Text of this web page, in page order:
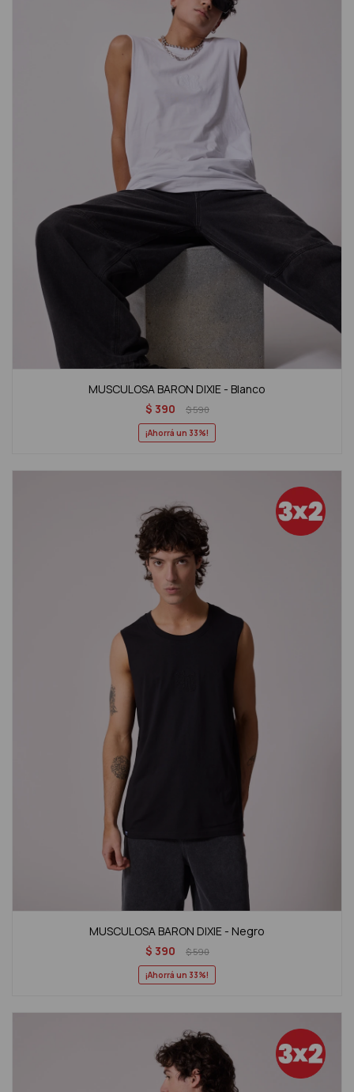
MUSCULOSA BARON DIXIE - Blanco
$ 390 $590
33
MUSCULOSA BARON DIXIE - Negro
$ 390 $590
33